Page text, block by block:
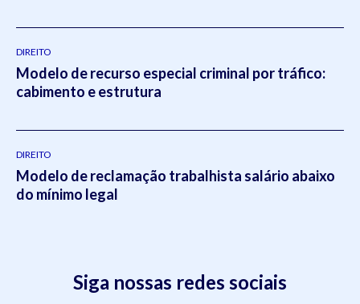
DIREITO
Modelo de recurso especial criminal por tráfico:
cabimento e estrutura
DIREITO
Modelo de reclamação trabalhista salário abaixo
do mínimo legal
Siga nossas redes sociais